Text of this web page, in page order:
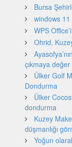
Bursa
windows 11
WPS
Ohrid,
çıkmaya değer
Ülker Golf
Dondurma
Ülker
dondurma
Kuzey
düşmanlığı
Yoğun